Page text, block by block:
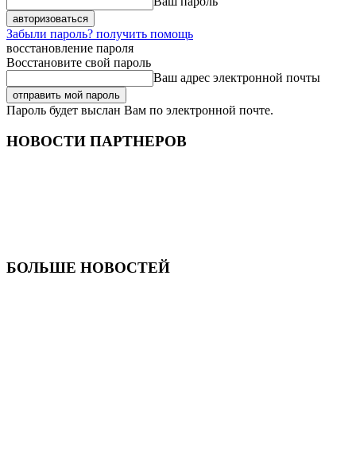
Забыли пароль? получить помощь
восстановление пароля
Восстановите свой пароль
Ваш адрес электронной почты
Пароль будет выслан Вам по электронной почте.
НОВОСТИ ПАРТНЕРОВ
БОЛЬШЕ НОВОСТЕЙ